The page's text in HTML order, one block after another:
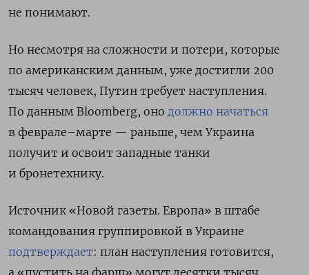
не понимают.
Но несмотря на сложности и потери, которые
по американским данным, уже достигли 200
тысяч человек, Путин требует наступления.
По данным Bloomberg, оно должно начаться
в феврале–марте — раньше, чем Украина
получит и освоит западные танки
и бронетехнику.
Источник «Новой газеты. Европа» в штабе
командования группировкой в Украине
подтверждает: план наступления готовится,